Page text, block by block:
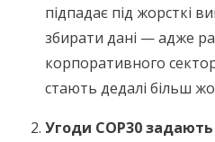
підпадає під жорсткі
збирати дані — адже
корпоративного
стають дедалі більш
Угоди COP30